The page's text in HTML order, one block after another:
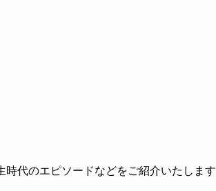
代のエピソードなどをご紹介いたします